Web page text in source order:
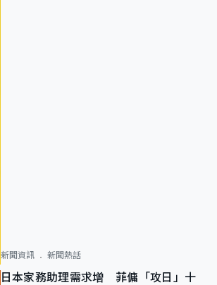
新聞資訊 新聞熱話
日本家務助理需求增 菲傭「攻日」十